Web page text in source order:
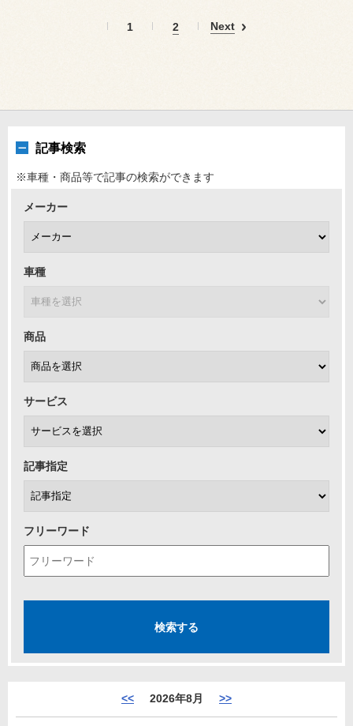
1 2 Next
記事検索
※車種・商品等で記事の検索ができます
メーカー
車種
商品
サービス
記事指定
フリーワード
<< 2026年8月 >>